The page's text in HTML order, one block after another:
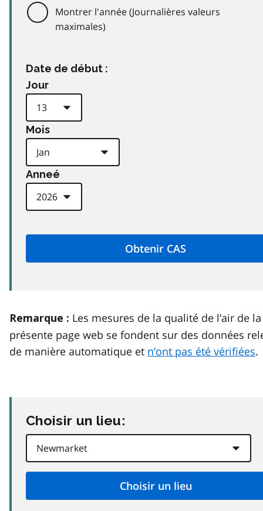
Montrer l'année (Journalières valeurs
maximales)
Date de début :
Jour
Mois
Anneé
Remarque : Les mesures de la qualité de l’air de la
présente page web se fondent sur des données
de manière automatique et n’ont pas été vérifiées.
Choisir un lieu: